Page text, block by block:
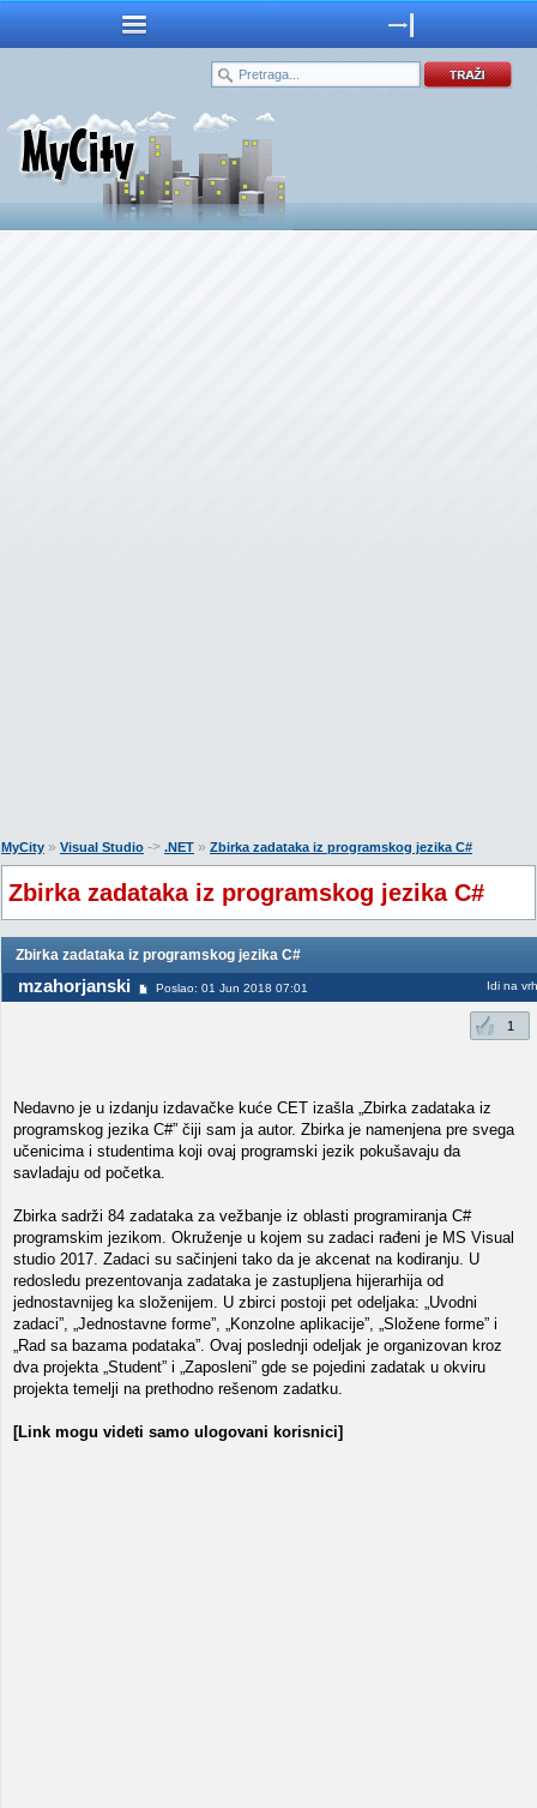
MyCity » Visual Studio -> .NET » Zbirka zadataka iz programskog jezika C#
Zbirka zadataka iz programskog jezika C#
Zbirka zadataka iz programskog jezika C#
mzahorjanski Poslao: 01 Jun 2018 07:01 Idi na vrh
1
Nedavno je u izdanju izdavačke kuće CET izašla „Zbirka zadataka iz
programskog jezika C#” čiji sam ja autor. Zbirka je namenjena pre svega
učenicima i studentima koji ovaj programski jezik pokušavaju da
savladaju od početka.
Zbirka sadrži 84 zadataka za vežbanje iz oblasti programiranja C#
programskim jezikom. Okruženje u kojem su zadaci rađeni je MS Visual
studio 2017. Zadaci su sačinjeni tako da je akcenat na kodiranju. U
redosledu prezentovanja zadataka je zastupljena hijerarhija od
jednostavnijeg ka složenijem. U zbirci postoji pet odeljaka: „Uvodni
zadaci”, „Jednostavne forme”, „Konzolne aplikacije”, „Složene forme” i
„Rad sa bazama podataka”. Ovaj poslednji odeljak je organizovan kroz
dva projekta „Student” i „Zaposleni” gde se pojedini zadatak u okviru
projekta temelji na prethodno rešenom zadatku.
[Link mogu videti samo ulogovani korisnici]